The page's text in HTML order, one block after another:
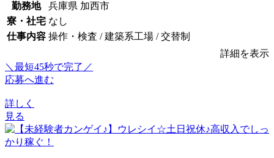
勤務地
兵庫県 加西市
寮・社宅 なし
仕事内容 操作・検査 / 建築系工場 / 交替制
詳細を表示
＼最短45秒で完了／
応募へ進む
詳しく
見る